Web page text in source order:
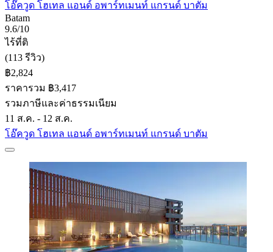
โอ๊ควูด โฮเทล แอนด์ อพาร์ทเมนท์ แกรนด์ บาตัม
Batam
9.6/10
ไร้ที่ติ
(113 รีวิว)
฿2,824
ราคารวม ฿3,417
รวมภาษีและค่าธรรมเนียม
11 ส.ค. - 12 ส.ค.
โอ๊ควูด โฮเทล แอนด์ อพาร์ทเมนท์ แกรนด์ บาตัม